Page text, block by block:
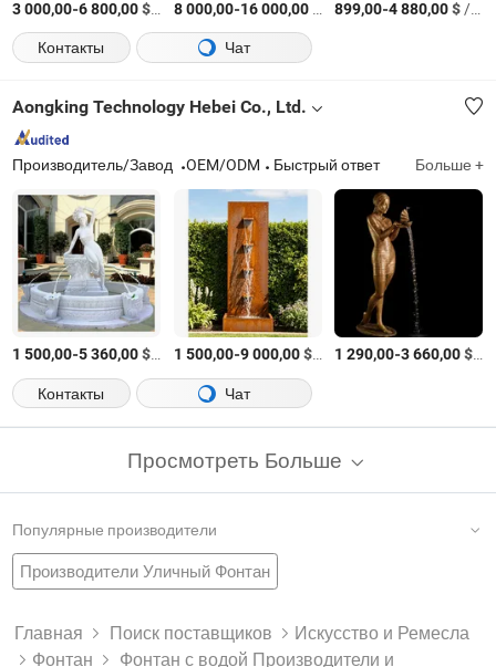
3 000,00-6 800,00$/шт.8 000,00-16 000,00$ /шт.
899,00-4 880,00$/шт.
Контакты
Чат
Aongking Technology Hebei Co., Ltd.
Производитель/Завод OEM/ODM Быстрый ответ Больше +
1 500,00-5 360,00$/шт.1 500,00-9 000,00$/шт.1 290,00-3 660,00$/
Контакты
Чат
Просмотреть Больше
Популярные производители
Производители Уличный Фонтан
Завод Полирезиновые Фонтаны
Музыкальный Фонтан Внутренний Водяной Фонтан
Главная Поиск поставщиков
Искусство и Ремесла
Фонтан
Фонтан с водой Производители и